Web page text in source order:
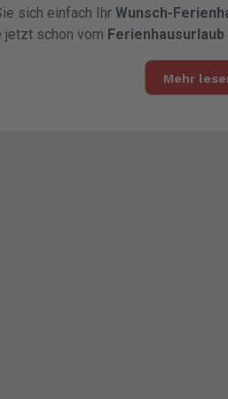
sich einfach Ihr Wunsch-
jetzt schon vom Ferienhausurlaub
Mehr